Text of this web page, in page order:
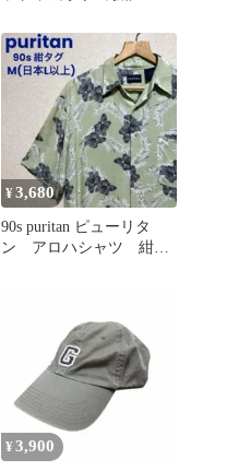
¥3,680
90s puritan ピューリタ
ン アロハシャツ 紺タ
¥ 3,900